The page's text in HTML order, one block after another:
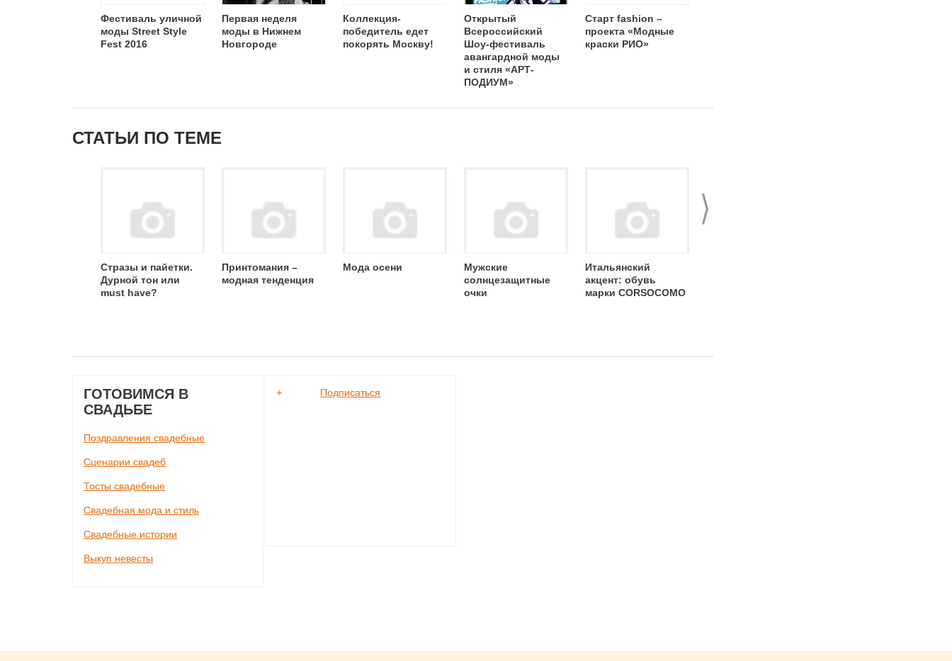
Фестиваль уличной
моды Street Style
Fest 2016
Первая неделя
моды в Нижнем
Новгороде
Коллекция-
победитель едет
покорять Москву!
Открытый
Всероссийский
Шоу-фестиваль
авангардной моды
и стиля «АРТ-
ПОДИУМ»
Старт fashion –
проекта «Модные
краски РИО»
СТАТЬИ ПО ТЕМЕ
>
Стразы и пайетки.
Дурной тон или
must have?
Принтомания –
модная тенденция
Мода осени
Мужские
солнцезащитные
очки
Итальянский
акцент: обувь
марки CORSOCOMO
ГОТОВИМСЯ В
СВАДЬБЕ
Поздравления свадебные
Сценарии свадеб
Тосты свадебные
Свадебная мода и стиль
Свадебные истории
Выкуп невесты
+ Подписаться